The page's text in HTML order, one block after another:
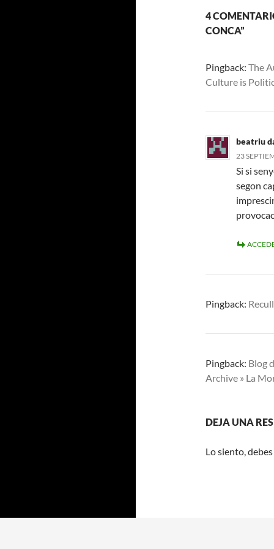
4
CONCA”
Pingback: The
Culture is
beatriu
23
Si si
segon
Pingback:
Pingback: Blog
Archive » La
DEJA UNA
Lo siento,